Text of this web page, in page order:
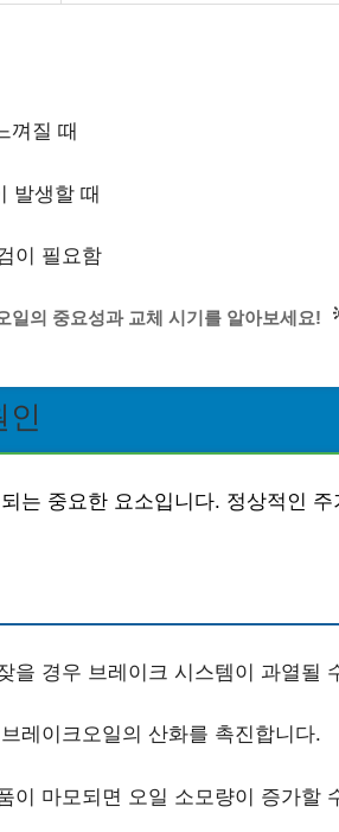
껴질 때
발생할 때
이 필요함
일의 중요성과 교체 시기를 알아보세요!
인
는 중요한 요소입니다. 정상적인
을 경우 브레이크 시스템이 과열될
레이크오일의 산화를 촉진합니다.
이 마모되면 오일 소모량이 증가할